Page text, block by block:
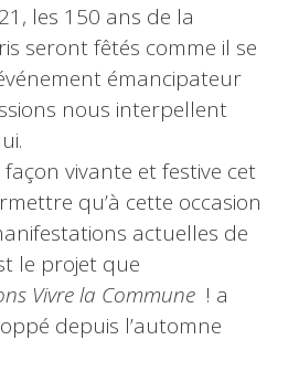
les 150 ans de la
seront fêtés comme il se
émancipateur
nous interpellent
vivante et festive cet
qu’à cette occasion
actuelles de
le projet que
Vivre la Commune ! a
depuis l’automne